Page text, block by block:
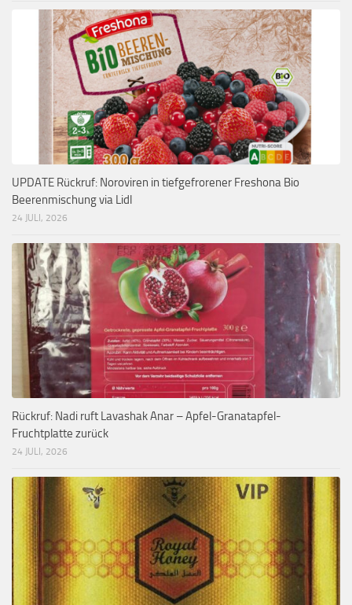
UPDATE Rückruf: Noroviren in tiefgefrorener Freshona Bio
Beerenmischung via Lidl
24 JULI, 2026
Rückruf: Nadi ruft Lavashak Anar – Apfel-Granatapfel-
Fruchtplatte zurück
24 JULI, 2026